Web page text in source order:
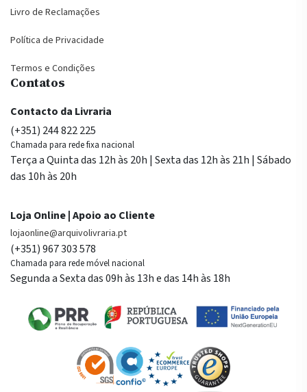
Livro de Reclamações
Política de Privacidade
Termos e Condições
Contatos
Contacto da Livraria
(+351) 244 822 225
Chamada para rede fixa nacional
Terça a Quinta das 12h às 20h | Sexta das 12h às 21h | Sábado
das 10h às 20h
Loja Online | Apoio ao Cliente
lojaonline@arquivolivraria.pt
(+351) 967 303 578
Chamada para rede móvel nacional
Segunda a Sexta das 09h às 13h e das 14h às 18h